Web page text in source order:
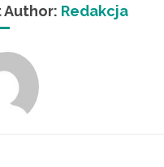
Author: Redakcja